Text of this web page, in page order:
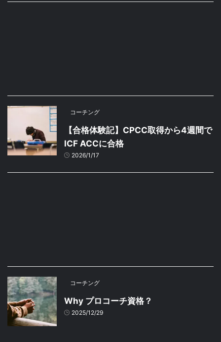
コーチング
【合格体験記】CPCC取得から4週間で
ICF ACCに合格
2026/1/17
コーチング
Why プロコーチ資格？
2025/12/29